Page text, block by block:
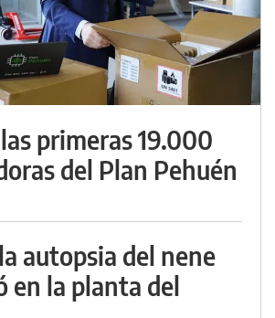
primeras 19.000
del Plan Pehuén
autopsia del nene
en la planta del